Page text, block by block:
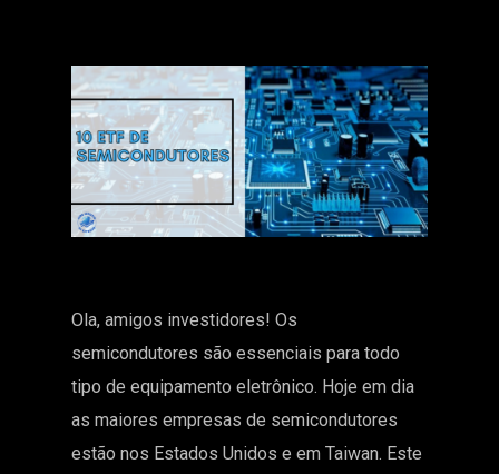
Ola, amigos investidores! Os
semicondutores são essenciais para todo
tipo de equipamento eletrônico. Hoje em dia
as maiores empresas de semicondutores
estão nos Estados Unidos e em Taiwan. Este